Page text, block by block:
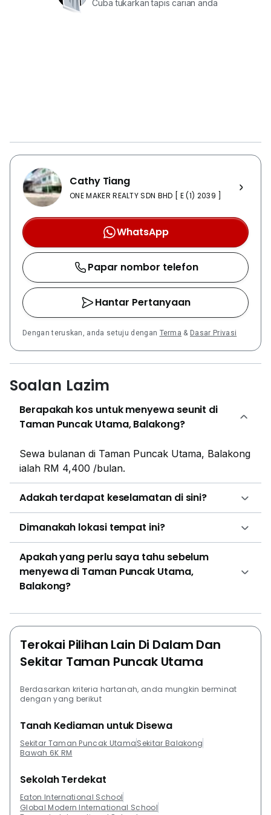
Cuba tukarkan tapis carian anda
Cathy Tiang
ONE MAKER REALTY SDN BHD [ E (1) 2039 ]
WhatsApp
Papar nombor telefon
Hantar Pertanyaan
Dengan teruskan, anda setuju dengan Terma & Dasar Privasi
Soalan Lazim
Berapakah kos untuk menyewa seunit di
Taman Puncak Utama, Balakong?
Sewa bulanan di Taman Puncak Utama, Balakong
ialah RM 4,400 /bulan.
Adakah terdapat keselamatan di sini?
Dimanakah lokasi tempat ini?
Apakah yang perlu saya tahu sebelum
menyewa di Taman Puncak Utama,
Balakong?
Terokai Pilihan Lain Di Dalam Dan
Sekitar Taman Puncak Utama
Berdasarkan kriteria hartanah, anda mungkin berminat
dengan yang berikut
Tanah Kediaman untuk Disewa
Sekitar Taman Puncak UtamaSekitar Balakong
Bawah 6K RM
Sekolah Terdekat
Eaton International School
Global Modern International School